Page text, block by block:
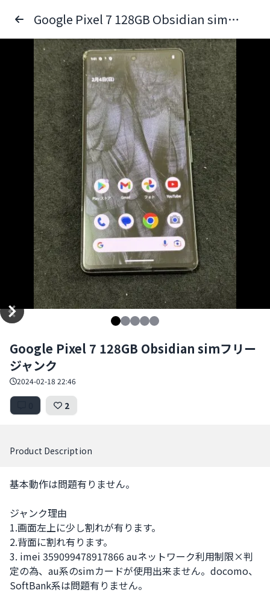
Google Pixel 7 128GB Obsidian simフリー ジャンク
Google Pixel 7 128GB Obsidian simフリー
ジャンク
2024-02-18 22:46
2
Product Description
基本動作は問題有りません。
ジャンク理由
1.画面左上に少し割れが有ります。
2.背面に割れ有ります。
3. imei 359099478917866 auネットワーク利用制限×判
定の為、au系のsimカードが使用出来ません。docomo、
SoftBank系は問題有りません。